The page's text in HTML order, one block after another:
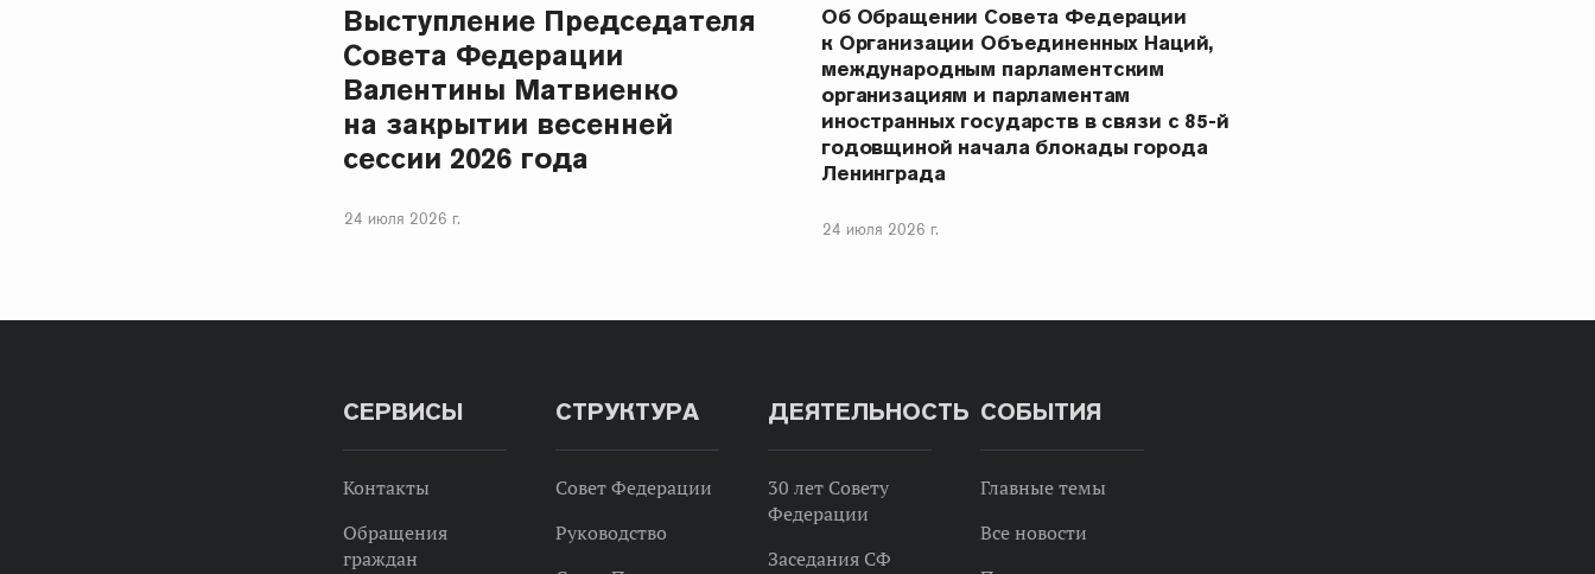
Выступление Председателя
Совета Федерации
Валентины Матвиенко
на закрытии весенней
сессии 2026 года
24 июля 2026 г.
Об Обращении Совета Федерации
к Организации Объединенных Наций,
международным парламентским
организациям и парламентам
иностранных государств в связи с 85-й
годовщиной начала блокады города
Ленинграда
24 июля 2026 г.
СЕРВИСЫ
Контакты
Обращения
граждан
СТРУКТУРА
Совет Федерации
Руководство
ДЕЯТЕЛЬНОСТЬ
30 лет Совету
Федерации
Заседания СФ
СОБЫТИЯ
Главные темы
Все новости